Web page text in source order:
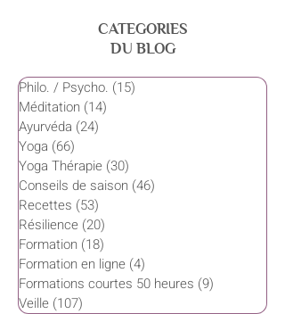
CATEGORIES
DU BLOG
Philo. / Psycho. (15)
Méditation (14)
Ayurvéda (24)
Yoga (66)
Yoga Thérapie (30)
Conseils de saison (46)
Recettes (53)
Résilience (20)
Formation (18)
Formation en ligne (4)
Formations courtes 50 heures (9)
Veille (107)